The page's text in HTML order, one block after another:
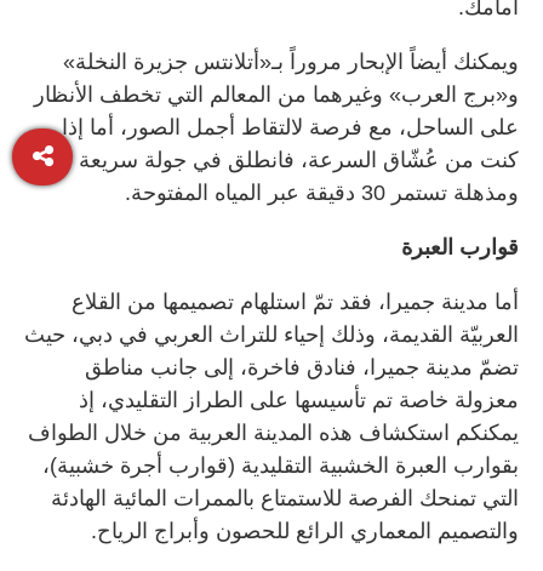
أمامك.
ويمكنك أيضاً الإبحار مروراً بـ«أتلانتس جزيرة النخلة»
و«برج العرب» وغيرهما من المعالم التي تخطف الأنظار
على الساحل، مع فرصة لالتقاط أجمل الصور، أما إذا
كنت من عُشّاق السرعة، فانطلق في جولة سريعة
ومذهلة تستمر 30 دقيقة عبر المياه المفتوحة.
قوارب العبرة
أما مدينة جميرا، فقد تمّ استلهام تصميمها من القلاع
العربيّة القديمة، وذلك إحياء للتراث العربي في دبي، حيث
تضمّ مدينة جميرا، فنادق فاخرة، إلى جانب مناطق
معزولة خاصة تم تأسيسها على الطراز التقليدي، إذ
يمكنكم استكشاف هذه المدينة العربية من خلال الطواف
بقوارب العبرة الخشبية التقليدية (قوارب أجرة خشبية)،
التي تمنحك الفرصة للاستمتاع بالممرات المائية الهادئة
والتصميم المعماري الرائع للحصون وأبراج الرياح.